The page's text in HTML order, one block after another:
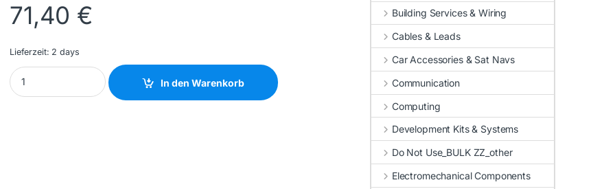
71,40 €
Lieferzeit: 2 days
HP INC - ST966A - NEW quantity
In den Warenkorb
Building Services & Wiring
Cables & Leads
Car Accessories & Sat Navs
Communication
Computing
Development Kits & Systems
Do Not Use_BULK ZZ_other
Electromechanical Components